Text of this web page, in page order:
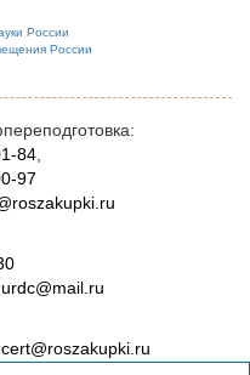
России
России
84,
97
urdc@mail.ru
cert@roszakupki.ru